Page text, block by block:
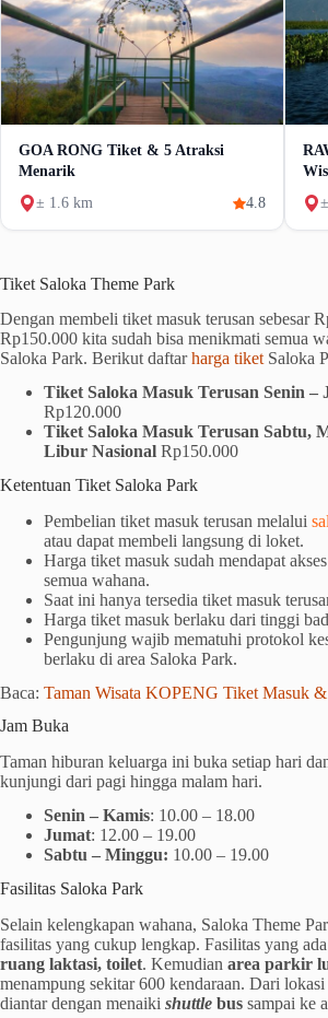
GOA RONG Tiket & 5 Atraksi
Menarik
± 1.6 km
4.8
Tiket Saloka Theme Park
Dengan membeli tiket masuk terusan sebesar
Rp150.000 kita sudah bisa menikmati semua
Saloka Park. Berikut daftarharga tiketSaloka
Tiket Saloka Masuk Terusan Senin –
Rp120.000
Tiket Saloka Masuk Terusan Sabtu,
Libur Nasional Rp150.000
Ketentuan Tiket Saloka Park
Pembelian tiket masuk terusan melalui
atau dapat membeli langsung di loket.
Harga tiket masuk sudah mendapat
semua wahana.
Saat ini hanya tersedia tiket masuk
Harga tiket masuk berlaku dari tinggi
Pengunjung wajib mematuhi protokol
berlaku di area Saloka Park.
Baca: Taman Wisata KOPENG Tiket Masuk
Jam Buka
Taman hiburan keluarga ini buka setiap hari
kunjungi dari pagi hingga malam hari.
Senin – Kamis: 10.00 – 18.00
Jumat: 12.00 – 19.00
Sabtu – Minggu: 10.00 – 19.00
Fasilitas Saloka Park
Selain kelengkapan wahana, Saloka Theme
fasilitas yang cukup lengkap. Fasilitas yang
ruang laktasi, toilet. Kemudian area parkir
menampung sekitar 600 kendaraan. Dari
diantar dengan menaiki shuttle bus sampai ke